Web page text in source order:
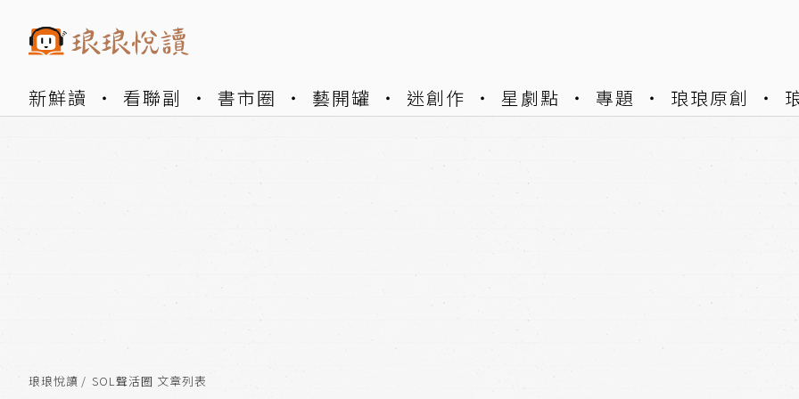
新鮮讀 看聯副 書市圈 藝開罐 迷創作 星劇點 專題 琅琅原創
琅琅悅讀 SOL聲活圈 文章列表